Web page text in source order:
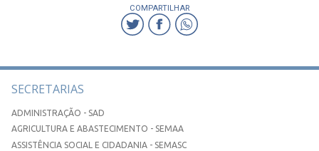
COMPARTILHAR
SECRETARIAS
ADMINISTRAÇÃO - SAD
AGRICULTURA E ABASTECIMENTO - SEMAA
ASSISTÊNCIA SOCIAL E CIDADANIA - SEMASC